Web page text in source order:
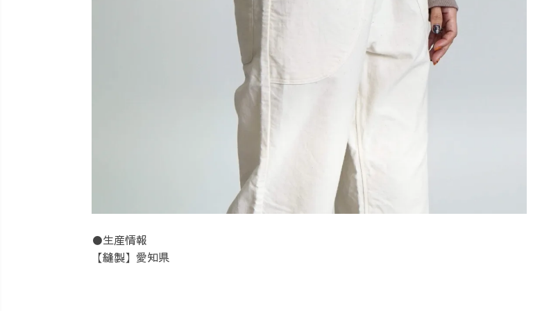
●生産情報
【縫製】愛知県